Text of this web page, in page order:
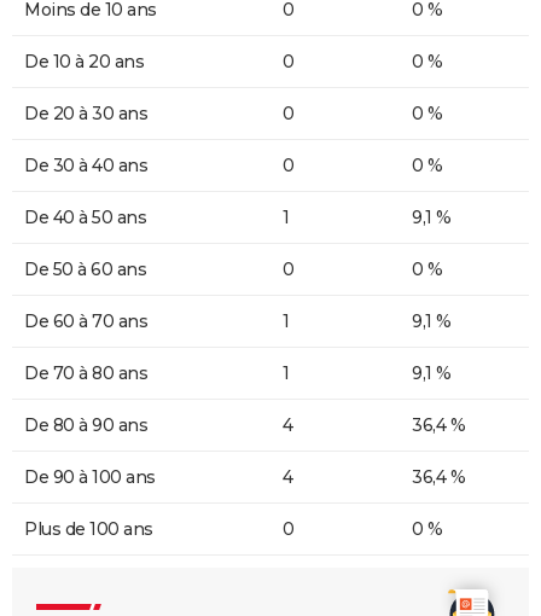
Moins de 10 ans 0 0 %
De 10 à 20 ans 0 0 %
De 20 à 30 ans 0 0 %
De 30 à 40 ans 0 0 %
De 40 à 50 ans 1 9,1 %
De 50 à 60 ans 0 0 %
De 60 à 70 ans 1 9,1 %
De 70 à 80 ans 1 9,1 %
De 80 à 90 ans 4 36,4 %
De 90 à 100 ans 4 36,4 %
Plus de 100 ans 0 0 %